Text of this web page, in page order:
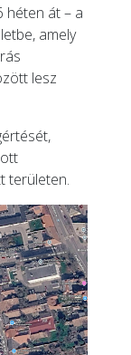
héten át – a
amely
lesz
területen.